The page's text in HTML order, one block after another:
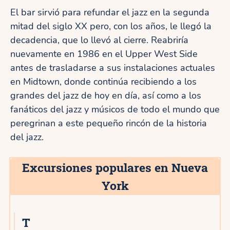
El bar sirvió para refundar el jazz en la segunda
mitad del siglo XX pero, con los años, le llegó la
decadencia, que lo llevó al cierre. Reabriría
nuevamente en 1986 en el Upper West Side
antes de trasladarse a sus instalaciones actuales
en Midtown, donde continúa recibiendo a los
grandes del jazz de hoy en día, así como a los
fanáticos del jazz y músicos de todo el mundo que
peregrinan a este pequeño rincón de la historia
del jazz.
Excursiones populares en Nueva
York
T